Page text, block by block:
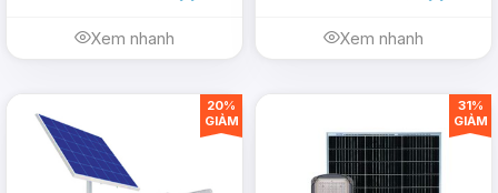
Xem nhanh Xem nhanh
20%
GIẢM
31%
GIẢM